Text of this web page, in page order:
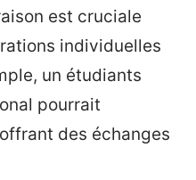
est cruciale
individuelles
un étudiants
pourrait
des échanges